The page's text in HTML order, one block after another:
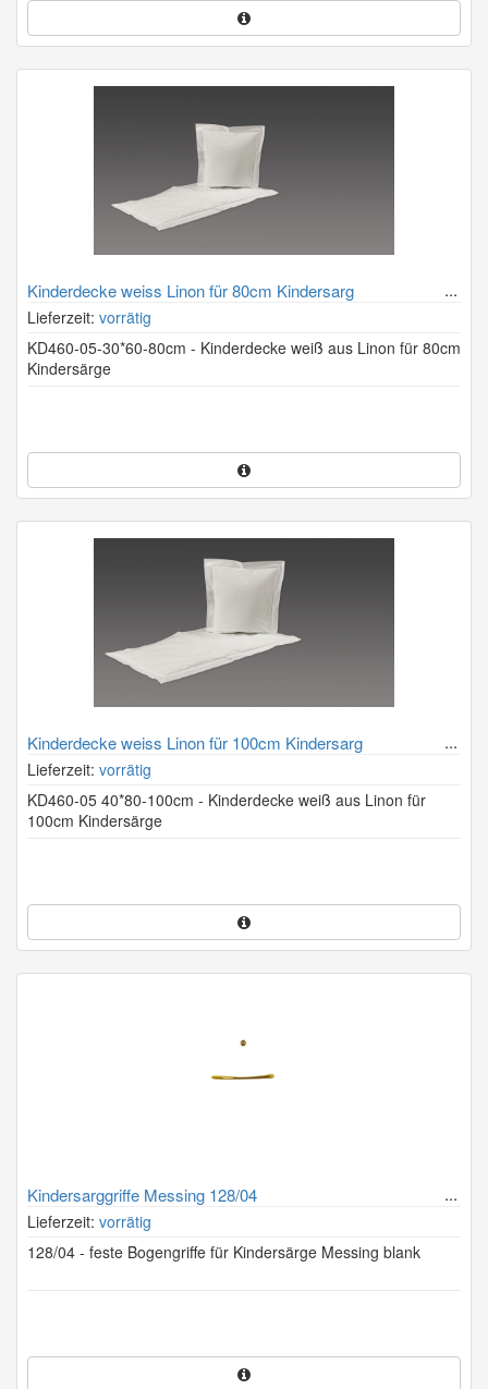
Kinderdecke weiss Linon für 80cm Kindersarg
Lieferzeit: vorrätig
KD460-05-30*60-80cm - Kinderdecke weiß aus Linon für 80cm
Kindersärge
Kinderdecke weiss Linon für 100cm Kindersarg
Lieferzeit: vorrätig
KD460-05 40*80-100cm - Kinderdecke weiß aus Linon für
100cm Kindersärge
Kindersarggriffe Messing 128/04
Lieferzeit: vorrätig
128/04 - feste Bogengriffe für Kindersärge Messing blank